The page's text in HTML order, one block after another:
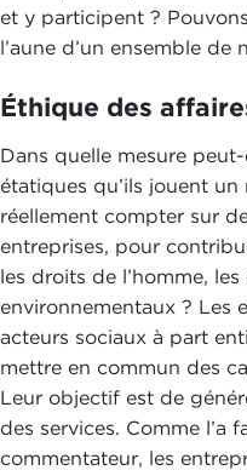
et y participent ?
l’aune d’un ensemble de
Éthique des
Dans quelle mesure
étatiques qu’ils jouent
réellement compter sur
entreprises, pour
les droits de l’homme,
environnementaux ? Les
acteurs sociaux à part
mettre en commun des
Leur objectif est de
des services. Comme l’a
commentateur, les